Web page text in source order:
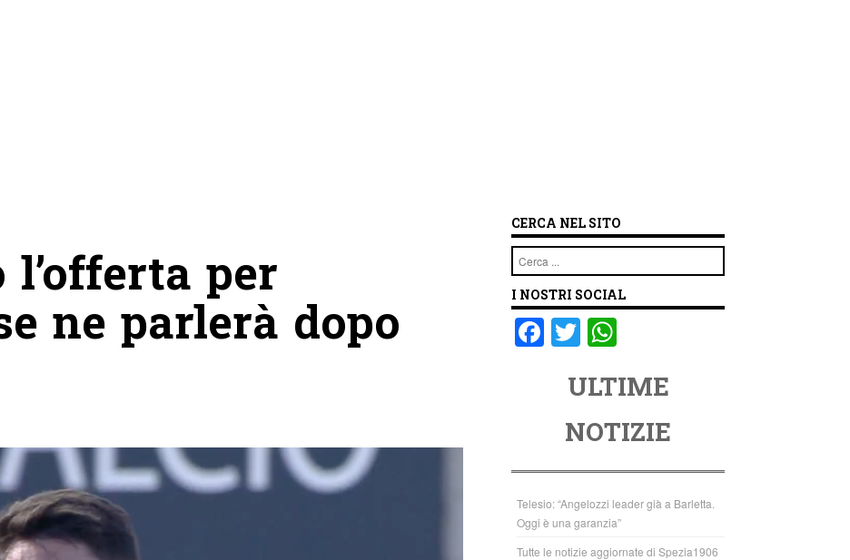
l’offerta per
ne parlerà dopo
CERCA NEL SITO
Cerca
I NOSTRI SOCIAL
F
o
o
k
T
tt
er
at
s
A
p
p
ULTIME
NOTIZIE
Telesio: “Angelozzi leader già a Barletta.
Oggi è una garanzia”
Tutte le notizie aggiornate di Spezia1906